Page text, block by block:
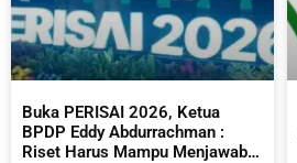
Buka PERISAI 2026, Ketua
BPDP Eddy Abdurrachman :
Riset Harus Mampu Menjawab